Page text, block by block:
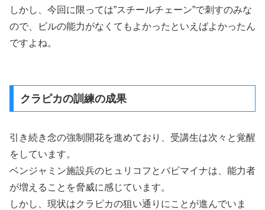
しかし、今回に限っては”スチールチェーン”で刺すのみな
ので、ビルの能力がなくてもよかったといえばよかったん
ですよね。
クラピカの訓練の成果
引き続き念の強制開花を進めており、受講生は次々と覚醒
をしています。
ベンジャミン施設兵のヒュリコフとバビマイナは、能力者
が増えることを脅威に感じています。
しかし、現状はクラピカの狙い通りにことが進んでいま